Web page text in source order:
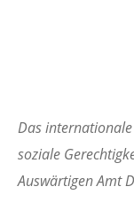
Das
soziale
Auswärtigen Amt